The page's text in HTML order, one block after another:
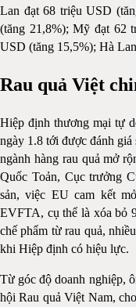
Lan đạt 68 triệu USD
(tăng 21,8%); Mỹ đạt 62
USD (tăng 15,5%); Hà
Rau quả Việt
Hiệp định thương mại tự
ngày 1.8 tới được đánh
ngành hàng rau quả mở
Quốc Toản, Cục trưởng
sản, việc EU cam kết
EVFTA, cụ thể là xóa bỏ
chế phẩm từ rau quả,
khi Hiệp định có hiệu lực.
Từ góc độ doanh nghiệp,
hội Rau quả Việt Nam,